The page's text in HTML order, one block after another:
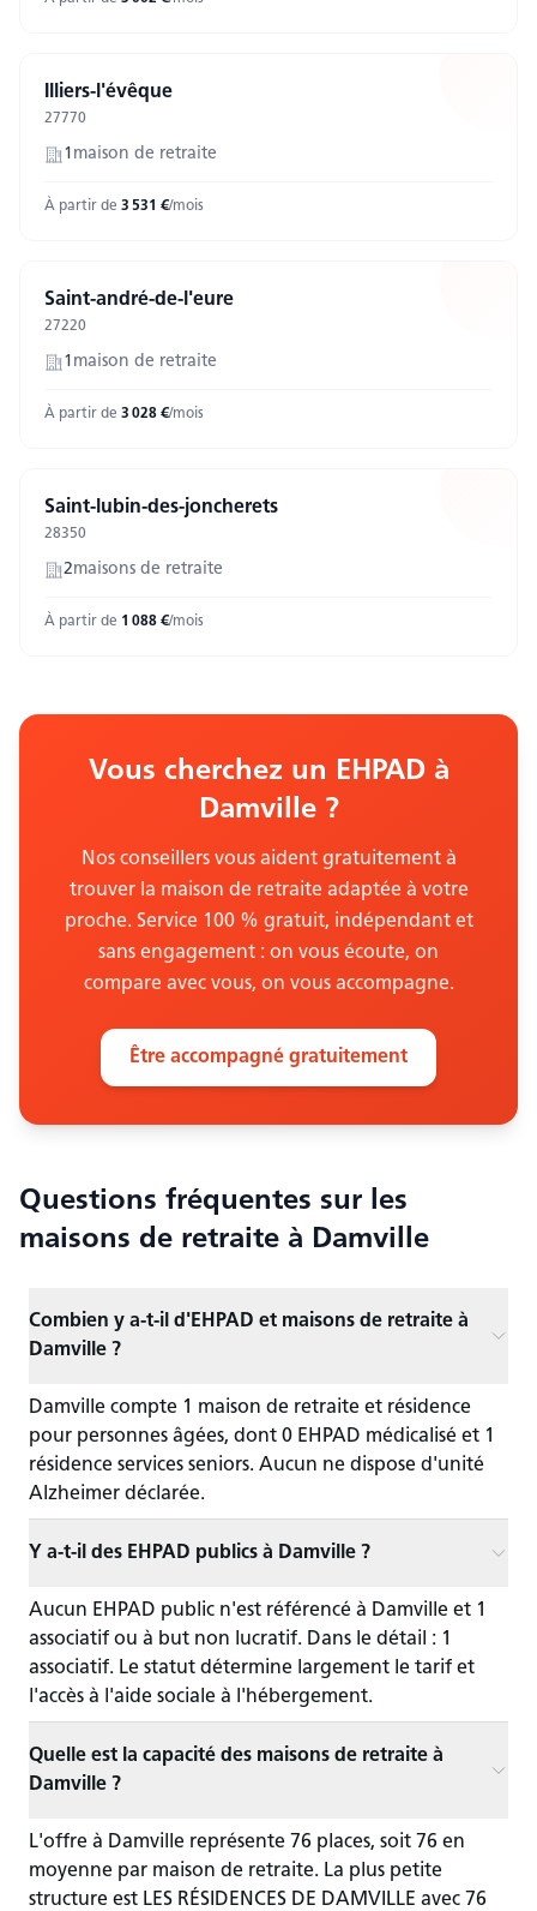
Illiers-l'évêque
27770
1 maison de retraite
À partir de 3 531 €/mois
Saint-andré-de-l'eure
27220
1 maison de retraite
À partir de 3 028 €/mois
Saint-lubin-des-joncherets
28350
2maisons de retraite
À partir de 1 088 €/mois
Vous cherchez un EHPAD à
Damville?
Nos conseillers vous aident gratuitement à
trouver la maison de retraite adaptée à votre
proche. Service 100 % gratuit, indépendant et
sans engagement : on vous écoute, on
compare avec vous, on vous accompagne.
Être accompagné gratuitement
Questions fréquentes sur les
maisons de retraite à Damville
Combien y a-t-il d'EHPAD et maisons de retraite à
Damville ?
Damville compte 1 maison de retraite et résidence
pour personnes âgées, dont 0 EHPAD médicalisé et 1
résidence services seniors. Aucun ne dispose d'unité
Alzheimer déclarée.
Y a-t-il des EHPAD publics à Damville ?
Aucun EHPAD public n'est référencé à Damville et 1
associatif ou à but non lucratif. Dans le détail : 1
associatif. Le statut détermine largement le tarif et
l'accès à l'aide sociale à l'hébergement.
Quelle est la capacité des maisons de retraite à
Damville ?
L'offre à Damville représente 76 places, soit 76 en
moyenne par maison de retraite. La plus petite
structure est LES RÉSIDENCES DE DAMVILLE avec 76